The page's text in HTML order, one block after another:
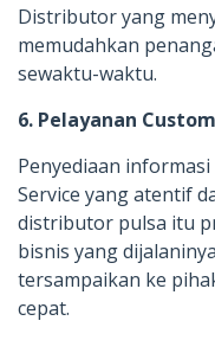
Distributor yang
memudahkan
sewaktu-waktu.
6. Pelayanan
Penyediaan
Service yang atentif
distributor pulsa itu
bisnis yang
tersampaikan ke
cepat.